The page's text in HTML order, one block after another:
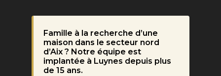
Famille à la recherche d’une
maison dans le secteur nord
d’Aix ? Notre équipe est
implantée à Luynes depuis plus
de 15 ans.